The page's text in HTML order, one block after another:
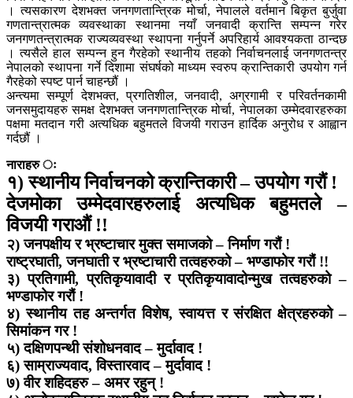
। त्यसकारण देशभक्त जनगणतान्त्रिक मोर्चा, नेपालले वर्तमान बिकृत बुर्जुवा
गणतान्त्रात्मक व्यवस्थाका स्थानमा नयाँ जनवादी क्रान्ति सम्पन्न गरेर
जनगणतन्त्रात्मक राज्यव्यवस्था स्थापना गर्नुपर्ने अपरिहार्य आवश्यकता ठान्दछ
। त्यसैले हाल सम्पन्न हुन गैरहेको स्थानीय तहको निर्वाचनलाई जनगणतन्त्र
नेपालको स्थापना गर्ने दिशामा संघर्षको माध्यम स्वरुप क्रान्तिकारी उपयोग गर्न
गैरहेको स्पष्ट पार्न चाहन्छौं ।
अन्त्यमा सम्पूर्ण देशभक्त, प्रगतिशील, जनवादी, अग्रगामी र परिवर्तनकामी
जनसमुदायहरु समक्ष देशभक्त जनगणतान्त्रिक मोर्चा, नेपालका उम्मेदवारहरुका
पक्षमा मतदान गरी अत्यधिक बहुमतले विजयी गराउन हार्दिक अनुरोध र आह्वान
गर्दछौं ।
नाराहरु ः
१) स्थानीय निर्वाचनको क्रान्तिकारी – उपयोग गरौं !
देजमोका उम्मेदवारहरुलाई अत्यधिक बहुमतले –
विजयी गराऔं !!
२) जनपक्षीय र भ्रष्टाचार मुक्त समाजको – निर्माण गरौं !
राष्ट्रघाती, जनघाती र भ्रष्टाचारी तत्वहरुको – भण्डाफोर गरौं !!
३) प्रतिगामी, प्रतिकृयावादी र प्रतिकृयावादोन्मुख तत्वहरुको –
भण्डाफोर गरौं !
४) स्थानीय तह अन्तर्गत विशेष, स्वायत्त र संरक्षित क्षेत्रहरुको –
सिमांकन गर !
५) दक्षिणपन्थी संशोधनवाद – मुर्दावाद !
६) साम्राज्यवाद, विस्तारवाद – मुर्दावाद !
७) वीर शहिदहरु – अमर रहुन् !